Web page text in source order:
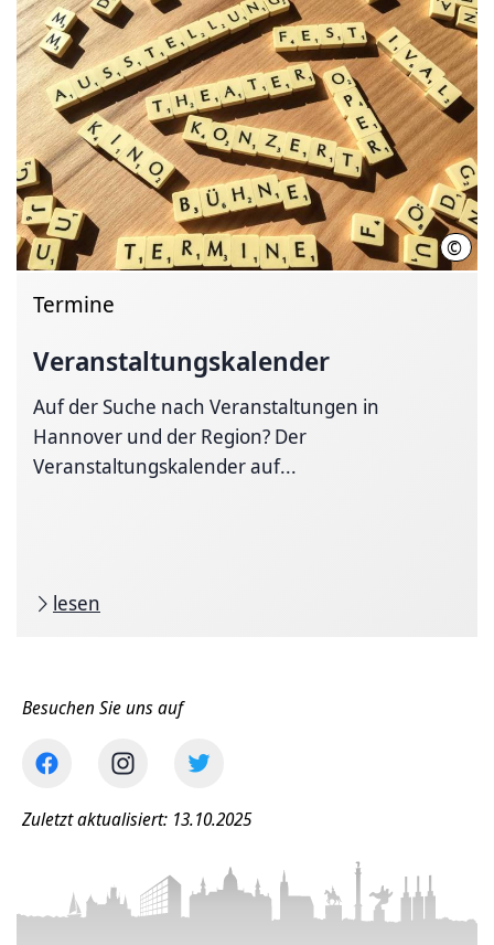
©
Termine
Veranstaltungskalender
Auf der Suche nach Veranstaltungen in
Hannover und der Region? Der
Veranstaltungskalender auf...
lesen
Besuchen Sie uns auf
Zuletzt aktualisiert: 13.10.2025